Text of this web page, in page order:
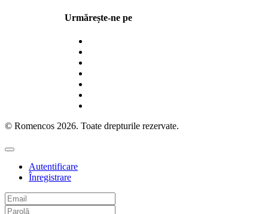
Urmărește-ne pe
© Romencos 2026. Toate drepturile rezervate.
Autentificare
Înregistrare